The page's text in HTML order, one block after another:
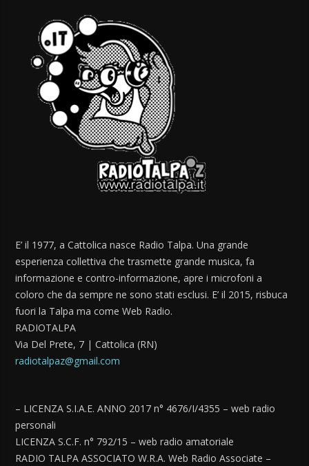
E’ il 1977, a Cattolica nasce Radio Talpa. Una grande
esperienza collettiva che trasmette grande musica, fa
informazione e contro-informazione, apre i microfoni a
coloro che da sempre ne sono stati esclusi. E’ il 2015, risbuca
fuori la Talpa ma come Web Radio.
RADIOTALPA
Via Del Prete, 7 | Cattolica (RN)
radiotalpaz@gmail.com
– LICENZA S.I.A.E. ANNO 2017 n° 4676/I/4355 – web radio
personali
LICENZA S.C.F. n° 792/15 – web radio amatoriale
RADIO TALPA ASSOCIATO W.R.A. Web Radio Associate –